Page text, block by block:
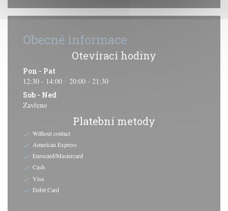
Obecné informace
Otevírací hodiny
Pon - Pat
12:30 - 14:00 • 20:00 - 21:30
Sob - Ned
Zavřeno
Platební metody
Without contact
American Express
Eurocard/Mastercard
Cash
Visa
Debit Card